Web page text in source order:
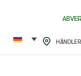
HÄNDLER